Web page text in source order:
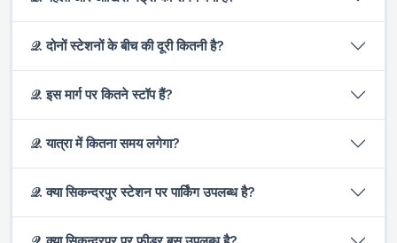
𝒬. दोनों स्टेशनों के बीच की दूरी कितनी है?
𝒬. इस मार्ग पर कितने स्टॉप हैं?
𝒬. यात्रा में कितना समय लगेगा?
𝒬. क्या सिकन्दरपुर स्टेशन पर पार्किंग उपलब्ध है?